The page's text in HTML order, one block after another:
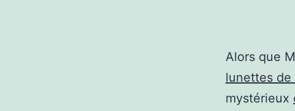
Alors que
lunettes
mystérieux